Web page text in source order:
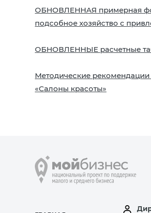
ОБНОВЛЕННАЯ примерная
подсобное хозяйство с
ОБНОВЛЕННЫЕ расчетные
Методические
«Салоны красоты»